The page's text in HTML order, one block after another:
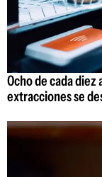
Ocho de cada
extracciones se